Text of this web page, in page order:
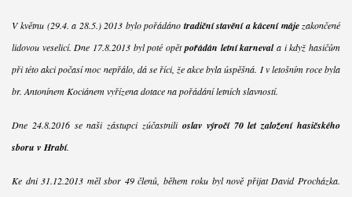
V květnu (29.4. a 28.5.) 2013 bylo pořádáno tradiční stavění a kácení májezakončené
lidovou veselicí. Dne 17.8.2013 byl poté opětpořádán letní karnevala i když hasičům
při této akci počasí moc nepřálo, dá se říci, že akce byla úspěšná. I v letošním roce byla
br. Antonínem Kociánem vyřízena dotace na pořádání letních slavností.
Dne 24.8.2016 se naši zástupci zúčastnili oslav výročí 70 let založení hasičského
sboru v Hrabí.
Ke dni 31.12.2013 měl sbor 49 členů, během roku byl nově přijat David Procházka.